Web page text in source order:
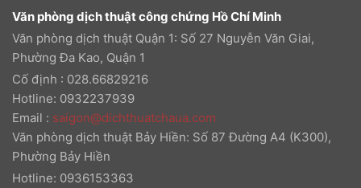
Văn phòng dịch thuật công chứng Hồ Chí Minh
Văn phòng dịch thuật Quận 1: Số 27 Nguyễn Văn Giai,
Phường Đa Kao, Quận 1
Cố định : 028.66829216
Hotline: 0932237939
Email : saigon@dichthuatchaua.com
Văn phòng dịch thuật Bảy Hiền: Số 87 Đường A4 (K300),
Phường Bảy Hiền
Hotline: 0936153363